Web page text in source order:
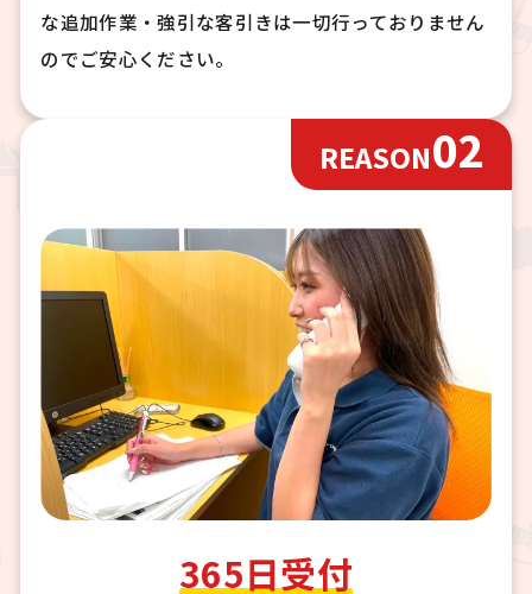
な追加作業・強引な客引きは一切行っておりません
のでご安心ください。
REASON02
365日受付